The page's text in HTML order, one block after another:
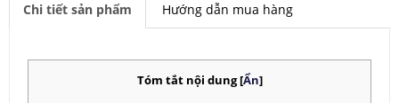
Chi tiết sản phẩm Hướng dẫn mua hàng
Tóm tắt nội dung[Ẩn]